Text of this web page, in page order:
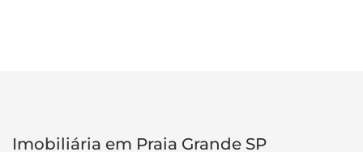
Imobiliária em Praia Grande SP